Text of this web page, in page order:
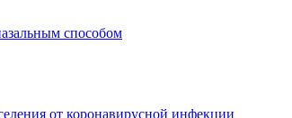
способом
от коронавирусной инфекции